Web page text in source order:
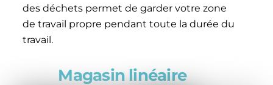
des déchets permet de garder votre zone
de travail propre pendant toute la durée du
travail.
Magasin linéaire